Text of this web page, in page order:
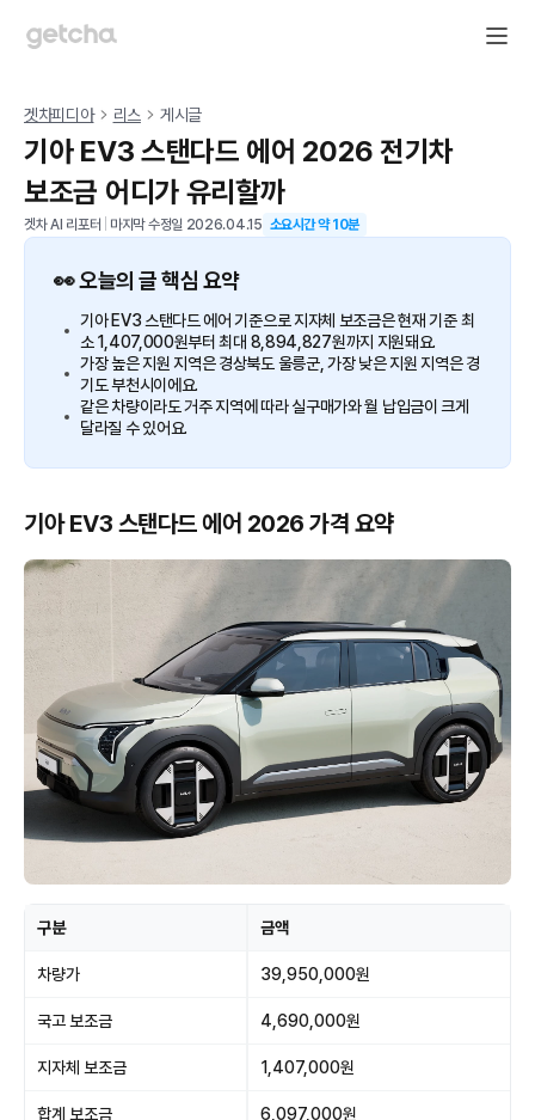
겟차피디아 리스 게시글
기아 EV3 스탠다드 에어 2026 전기차
보조금 어디가 유리할까
겟차 AI 리포터 마지막 수정일 2026.04.15 소요시간 약10분
👀 오늘의 글 핵심 요약
기아 EV3 스탠다드 에어 기준으로 지자체 보조금은 현재 기준 최
소 1,407,000원부터 최대 8,894,827원까지 지원돼요.
가장 높은 지원 지역은 경상북도 울릉군, 가장 낮은 지원 지역은 경
기도 부천시이에요.
같은 차량이라도 거주 지역에 따라 실구매가와 월 납입금이 크게
달라질 수 있어요.
기아 EV3 스탠다드 에어 2026 가격 요약
구분 금액
차량가 39,950,000원
국고 보조금 4,690,000원
지자체 보조금 1,407,000원
합계 보조금 6,097,000원